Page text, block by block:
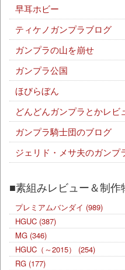
早耳ホビー
ティケノガンプラブログ
ガンプラの山を崩せ
ガンプラ公国
ほびらぼん
どんどんガンプラとかレビ
ガンプラ騎士団のブログ
ジェリド・メサ夫のガンプ
■素組みレビュー＆制作
プレミアムバンダイ (989)
HGUC (387)
MG (346)
HGUC（～2015）
(254)
RG (177)